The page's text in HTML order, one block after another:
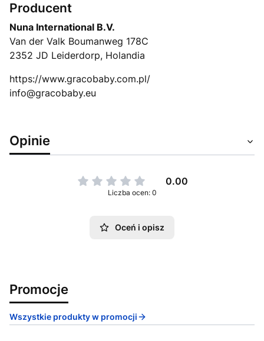
Producent
Nuna International B.V.
Van der Valk Boumanweg 178C
2352 JD Leiderdorp, Holandia
https://www.gracobaby.com.pl/
info@gracobaby.eu
Opinie
0.00
Liczba ocen: 0
Oceń i opisz
Promocje
Wszystkie produkty w promocji